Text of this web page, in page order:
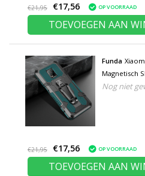
€21,95 €17,56 OP VOORRAAD
TOEVOEGEN AAN
Funda
Magnetisch
TPU Groen
Nog niet
€21,95 €17,56 OP VOORRAAD
TOEVOEGEN AAN